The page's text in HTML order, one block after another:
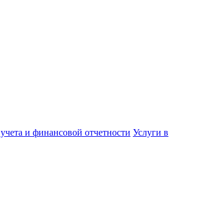
и финансовой отчетности Услуги в